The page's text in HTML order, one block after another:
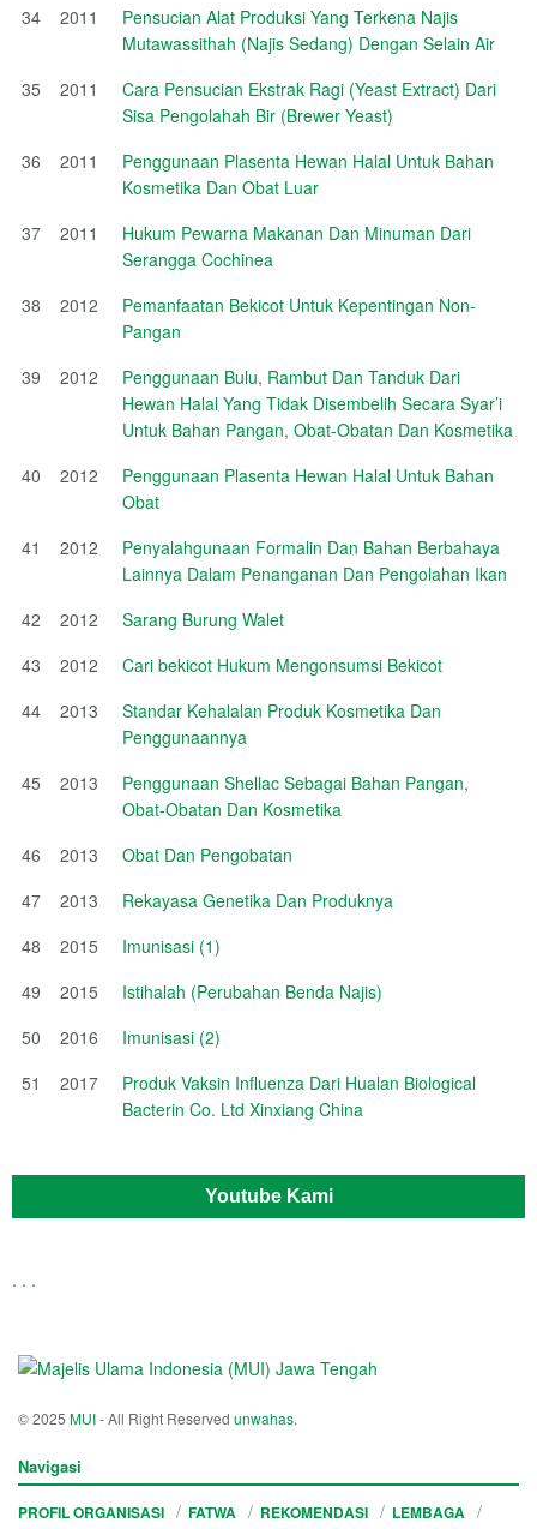
34
2011
Pensucian Alat Produksi Yang Terkena Najis
Mutawassithah (Najis Sedang) Dengan Selain Air
35
2011
Cara Pensucian Ekstrak Ragi (Yeast Extract) Dari
Sisa Pengolahah Bir (Brewer Yeast)
36
2011
Penggunaan Plasenta Hewan Halal Untuk Bahan
Kosmetika Dan Obat Luar
37
2011
Hukum Pewarna Makanan Dan Minuman Dari
Serangga Cochinea
38
2012
Pemanfaatan Bekicot Untuk Kepentingan Non-
Pangan
39
2012
Penggunaan Bulu, Rambut Dan Tanduk Dari
Hewan Halal Yang Tidak Disembelih Secara Syar’i
Untuk Bahan Pangan, Obat-Obatan Dan Kosmetika
40
2012
Penggunaan Plasenta Hewan Halal Untuk Bahan
Obat
41
2012
Penyalahgunaan Formalin Dan Bahan Berbahaya
Lainnya Dalam Penanganan Dan Pengolahan Ikan
42
2012
Sarang Burung Walet
43
2012
Cari bekicot Hukum Mengonsumsi Bekicot
44
2013
Standar Kehalalan Produk Kosmetika Dan
Penggunaannya
45
2013
Penggunaan Shellac Sebagai Bahan Pangan,
Obat-Obatan Dan Kosmetika
46
2013
Obat Dan Pengobatan
47
2013
Rekayasa Genetika Dan Produknya
48
2015
Imunisasi (1)
49
2015
Istihalah (Perubahan Benda Najis)
50
2016
Imunisasi (2)
51
2017
Produk Vaksin Influenza Dari Hualan Biological
Bacterin Co. Ltd Xinxiang China
Youtube Kami
. . .
© 2025 MUI- All Right Reserved unwahas.
Navigasi
PROFIL ORGANISASI FATWA REKOMENDASI
LEMBAGA